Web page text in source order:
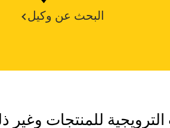
البحث عن وكيل
الترويجية للمنتجات وغير